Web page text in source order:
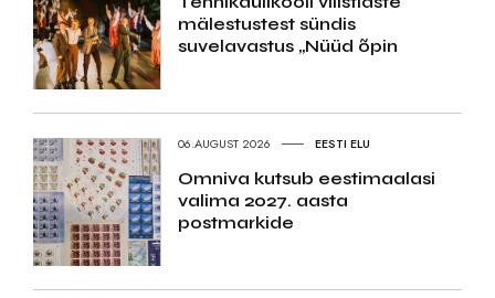
mälestustest sündis
suvelavastus „Nüüd õpin
06.AUGUST 2026 EESTI ELU
Omniva kutsub eestimaalasi
valima 2027. aasta
postmarkide